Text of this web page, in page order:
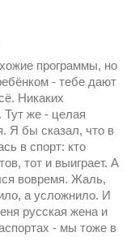
программы, но
- тебе дают
Никаких
Тут же - целая
Я бы сказал, что в
в спорт: кто
тот и выиграет. А
вовремя. Жаль,
а усложнило. И
русская жена и
- мы тоже в